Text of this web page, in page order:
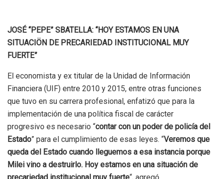
JOSÉ “PEPE” SBATELLA: “HOY ESTAMOS EN UNA
SITUACIÖN DE PRECARIEDAD INSTITUCIONAL MUY
FUERTE”
El economista y ex titular de la Unidad de Información
Financiera (UIF) entre 2010 y 2015, entre otras funciones
que tuvo en su carrera profesional, enfatizó que para la
implementación de una política fiscal de carácter
progresivo es necesario “contar con un poder de policía del
Estado” para el cumplimiento de esas leyes. “Veremos que
queda del Estado cuando lleguemos a esa instancia porque
Milei vino a destruirlo. Hoy estamos en una situación de